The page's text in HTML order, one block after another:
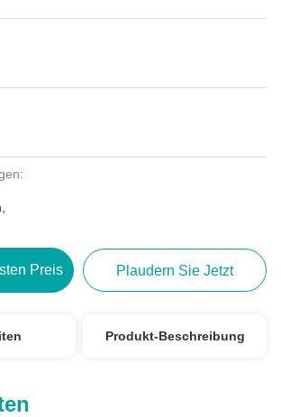
Preis Plaudern Sie Jetzt
Produkt-Beschreibung